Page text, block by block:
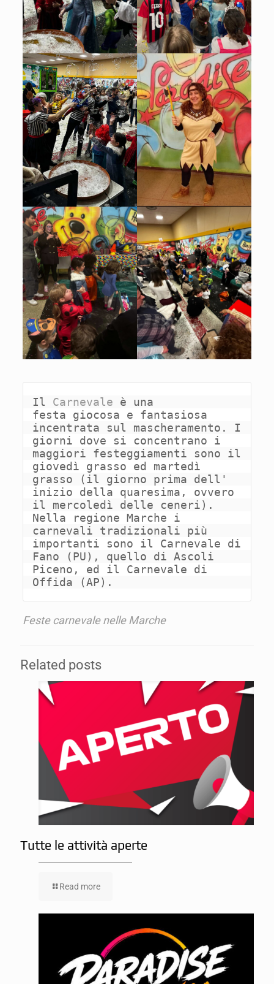
Il Carnevale è una
festa giocosa e fantasiosa
incentrata sul mascheramento. I
giorni dove si concentrano i
maggiori festeggiamenti sono il
giovedì grasso ed martedì
grasso (il giorno prima dell'
inizio della quaresima, ovvero
il mercoledì delle ceneri).
Nella regione Marche i
carnevali tradizionali più
importanti sono il Carnevale di
Fano (PU), quello di Ascoli
Piceno, ed il Carnevale di
Offida (AP).
Feste carnevale nelle Marche
Related posts
Tutte le attività aperte
Read more